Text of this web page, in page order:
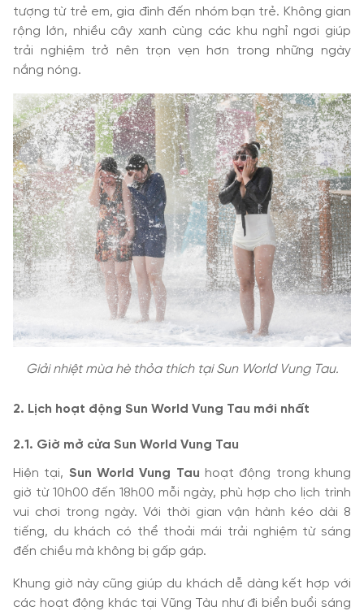
tượng từ trẻ em, gia đình đến nhóm bạn trẻ. Không gian
rộng lớn, nhiều cây xanh cùng các khu nghỉ ngơi giúp
trải nghiệm trở nên trọn vẹn hơn trong những ngày
nắng nóng.
Giải nhiệt mùa hè thỏa thích tại Sun World Vung Tau.
2. Lịch hoạt động Sun World Vung Tau mới nhất
2.1. Giờ mở cửa Sun World Vung Tau
Hiện tại, Sun World Vung Tau hoạt động trong khung
giờ từ 10h00 đến 18h00 mỗi ngày, phù hợp cho lịch trình
vui chơi trong ngày. Với thời gian vận hành kéo dài 8
tiếng, du khách có thể thoải mái trải nghiệm từ sáng
đến chiều mà không bị gấp gáp.
Khung giờ này cũng giúp du khách dễ dàng kết hợp với
các hoạt động khác tại Vũng Tàu như đi biển buổi sáng